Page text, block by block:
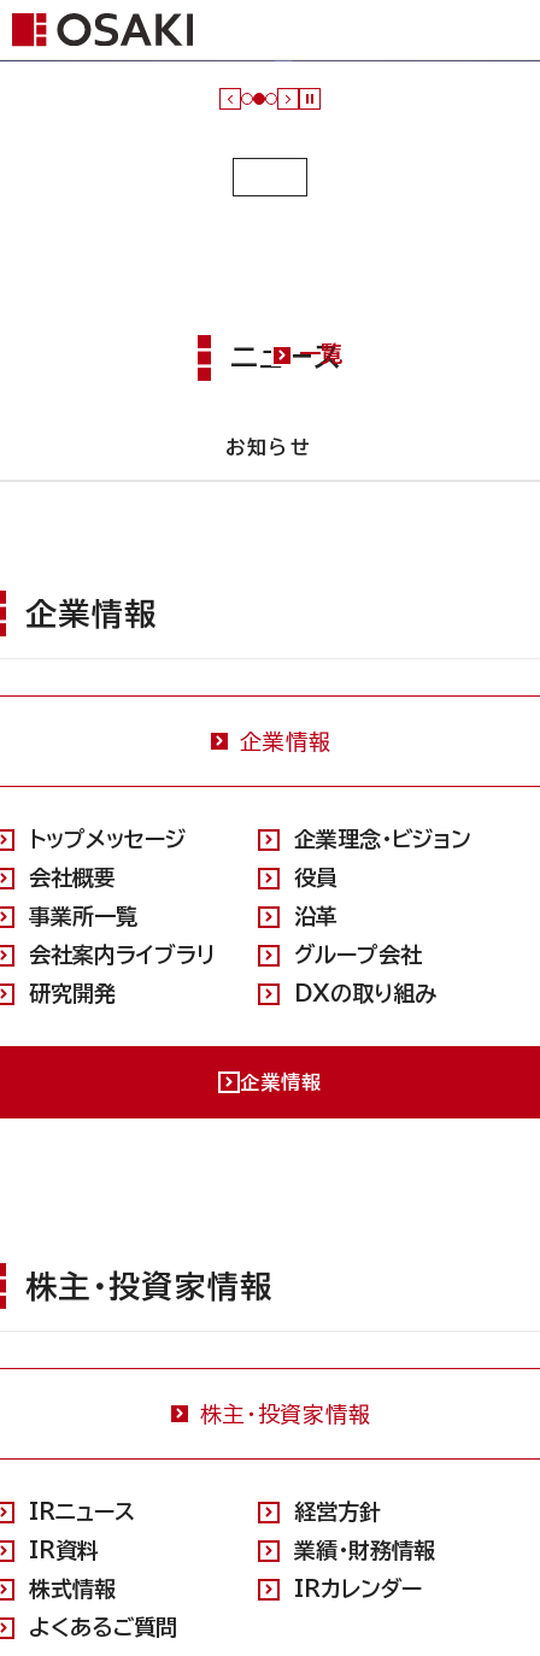
ニュース
一覧
お知らせ
企業情報
企業情報
トップメッセージ
企業理念・ビジョン
会社概要
役員
事業所一覧
沿革
会社案内ライブラリ
グループ会社
研究開発
DXの取り組み
企業情報
株主・投資家情報
株主・投資家情報
IRニュース
経営方針
IR資料
業績・財務情報
株式情報
IRカレンダー
よくあるご質問